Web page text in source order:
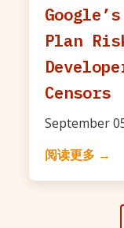
Plan
Censors
September
阅读更多 →